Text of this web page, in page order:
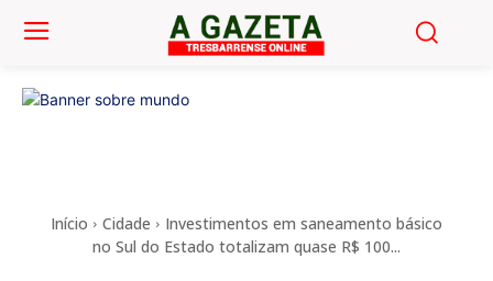
Início Cidade
Investimentos em saneamento básico
no Sul do Estado totalizam quase R$ 100...